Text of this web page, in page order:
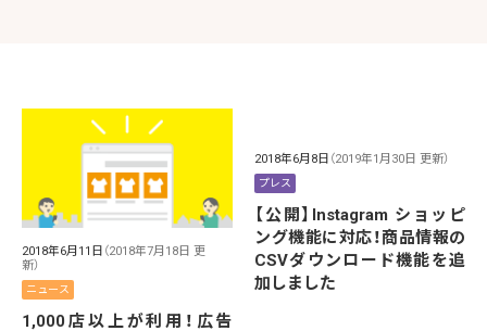
2018年6月11日 （2018年7月18日 更
新）
ニュース
1,000店以上が利用！広告
2018年6月8日 （2019年1月30日 更新）
プレス
【公開】Instagram ショッピ
ング機能に対応！商品情報の
CSVダウンロード機能を追
加しました